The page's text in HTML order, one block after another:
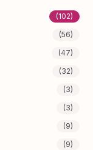
(102)
(56)
(47)
(32)
(3)
(3)
(9)
(9)